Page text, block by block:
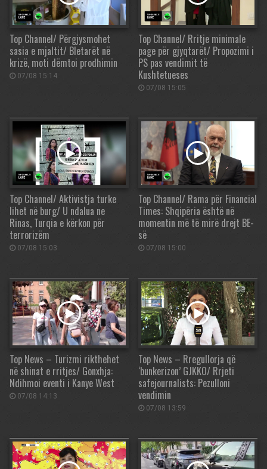
Top Channel/ Përgjysmohet
sasia e mjaltit/ Bletarët në
krizë, moti dëmtoi prodhimin
07/08 15:14
Top Channel/ Rritje minimale
page për gjyqtarët/ Propozimi i
PS pas vendimit të
Kushtetueses
07/08 15:05
Top Channel/ Aktivistja turke
lihet në burg/ U ndalua ne
Rinas, Turqia e kërkon për
terrorizëm
07/08 15:03
Top Channel/ Rama për Financial
Times: Shqipëria është në
momentin më të mirë drejt BE-
së
07/08 15:00
Top News – Turizmi rikthehet
në shinat e rritjes/ Gonxhja:
Ndihmoi eventi i Kanye West
07/08 14:13
Top News – Rregullorja që
‘bunkerizon’ GJKKO/ Rrjeti
safejournalists: Pezulloni
vendimin
07/08 13:59